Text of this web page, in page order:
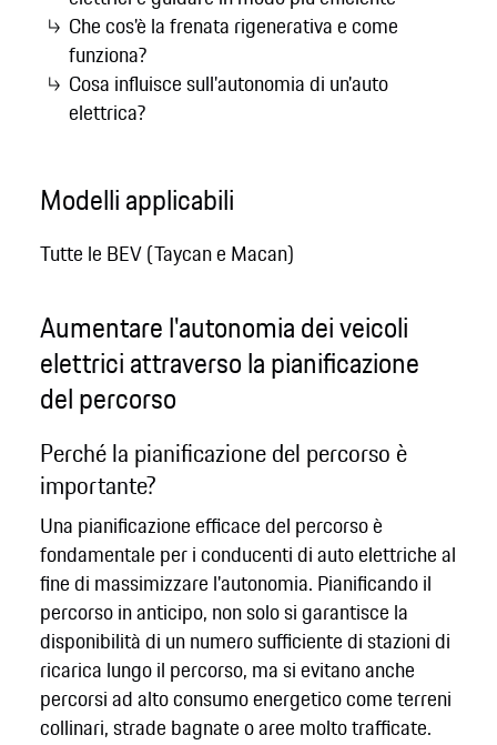
Che cos'è la frenata rigenerativa e come
funziona?
Cosa influisce sull'autonomia di un'auto
elettrica?
Modelli applicabili
Tutte le BEV (Taycan e Macan)
Aumentare l'autonomia dei veicoli
elettrici attraverso la pianificazione
del percorso
Perché la pianificazione del percorso è
importante?
Una pianificazione efficace del percorso è
fondamentale per i conducenti di auto elettriche al
fine di massimizzare l'autonomia. Pianificando il
percorso in anticipo, non solo si garantisce la
disponibilità di un numero sufficiente di stazioni di
ricarica lungo il percorso, ma si evitano anche
percorsi ad alto consumo energetico come terreni
collinari, strade bagnate o aree molto trafficate.